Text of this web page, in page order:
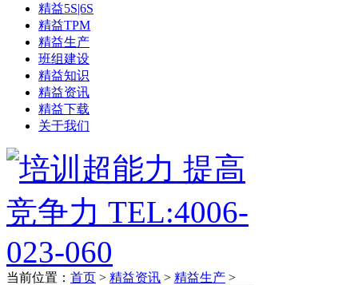
精益5S|6S
精益TPM
精益生产
班组建设
精益知识
精益资讯
精益下载
关于我们
当前位置： 首页 > 精益资讯 > 精益生产 >